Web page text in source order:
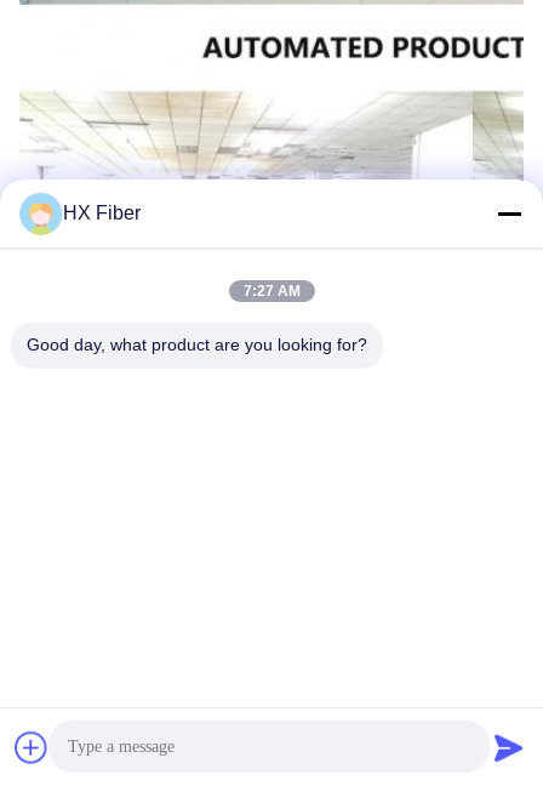
HX Fiber
7:27 AM
Good day, what product are you looking for?